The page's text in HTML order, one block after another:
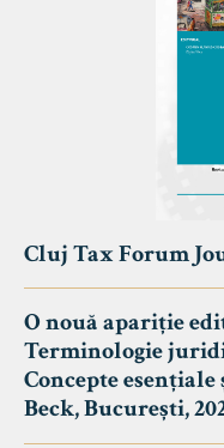
Cluj Tax Forum
O nouă apariție
Terminologie
Concepte
Beck, București,